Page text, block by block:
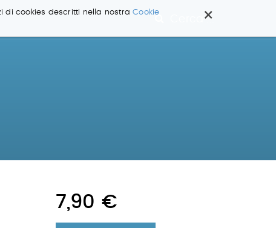
×
di cookies descritti nella nostraCookie
Cerca ...
7,90 €